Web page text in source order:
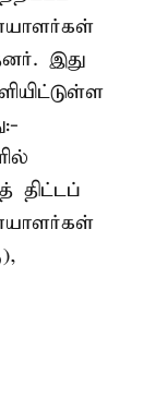
இது
திட்டப்